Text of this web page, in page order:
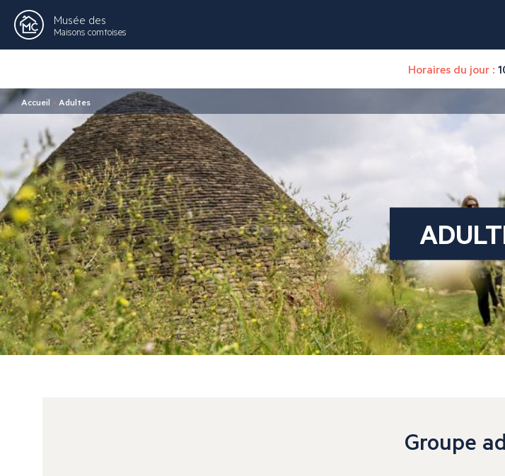
Musée des
Maisons comtoises
Horaires du jour :
Accueil > Adultes
Groupe